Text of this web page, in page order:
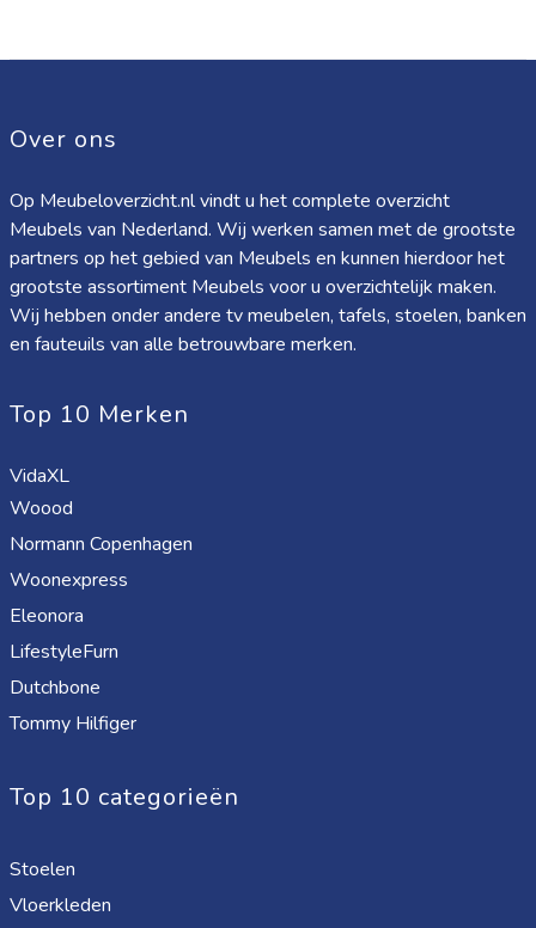
Over ons
Op Meubeloverzicht.nl vindt u het complete overzicht
Meubels van Nederland. Wij werken samen met de grootste
partners op het gebied van Meubels en kunnen hierdoor het
grootste assortiment Meubels voor u overzichtelijk maken.
Wij hebben onder andere tv meubelen, tafels, stoelen, banken
en fauteuils van alle betrouwbare merken.
Top 10 Merken
VidaXL
Woood
Normann Copenhagen
Woonexpress
Eleonora
LifestyleFurn
Dutchbone
Tommy Hilfiger
Top 10 categorieën
Stoelen
Vloerkleden